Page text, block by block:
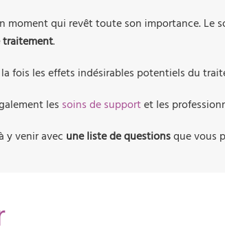
moment qui revêt toute son importance. Le
traitement.
fois les effets indésirables potentiels du
les soins de supportet les
y venir avec une liste de questionsque vous